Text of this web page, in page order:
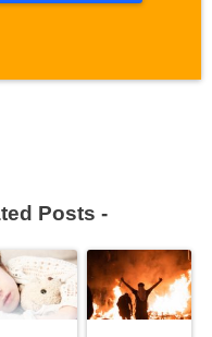
Posts -